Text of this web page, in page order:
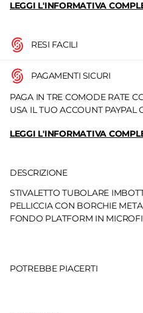
LEGGI L'INFORMATIVA
RESI FACILI
PAGAMENTI SICURI
PAGA IN TRE COMODE RATE
USA IL TUO ACCOUNT PAYPAL
LEGGI L'INFORMATIVA
DESCRIZIONE
STIVALETTO TUBOLARE
PELLICCIA CON BORCHIE
FONDO PLATFORM IN
POTREBBE PIACERTI